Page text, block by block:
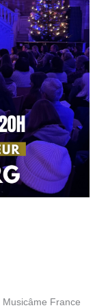
Musicâme France